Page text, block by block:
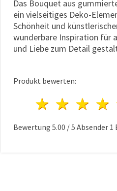
Das Bouquet aus
ein vielseitiges Deko-
Schönheit und
wunderbare Inspiration für
und Liebe zum Detail
Produkt bewerten:
3
2
1 Stern
Bewertung 5.00 /5 Absender 1